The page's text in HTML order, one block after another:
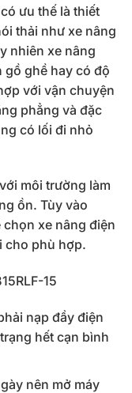
ưu thế là thiết
thải như xe nâng
nhiên xe nâng
ghề hay có độ
với vận chuyện
phẳng và đặc
có lối đi nhỏ
môi trường làm
ồn. Tùy vào
xe nâng điện
cho phù hợp.
15
nạp đầy điện
hết cạn bình
nên mở máy